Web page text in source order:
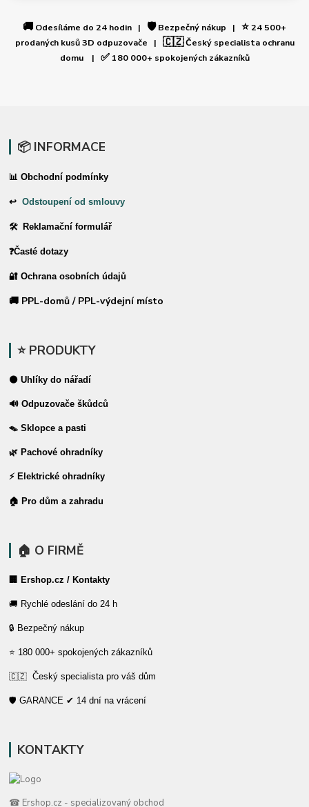
🚚 Odesíláme do 24 hodin | 🛡️Bezpečný nákup | ⭐24 500+
prodaných kusů 3D odpuzovače | 🇨🇿Český specialista ochranu
domu | ✅180 000+ spokojených zákazníků
📦 INFORMACE
📊 Obchodní podmínky
↩Odstoupení od smlouvy
🛠 Reklamační formulář
❓Časté dotazy
🔐 Ochrana osobních údajů
🚚 PPL-domů / PPL-výdejní místo
⭐ PRODUKTY
⚫ Uhlíky do nářadí
🔊 Odpuzovače škůdců
🪤 Sklopce a pasti
🌿 Pachové ohradníky
⚡ Elektrické ohradníky
🏠 Pro dům a zahradu
🏠 O FIRMĚ
🏢 Ershop.cz / Kontakty
🚚 Rychlé odeslání do 24 h
🔒 Bezpečný nákup
⭐ 180 000+ spokojených zákazníků
🇨🇿 Český specialista pro váš dům
🛡️ GARANCE ✔ 14 dní na vrácení
KONTAKTY
☎ Ershop.cz - specializovaný obchod